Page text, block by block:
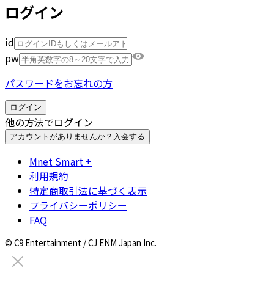
ログイン
id
pw
パスワードをお忘れの方
ログイン
他の方法でログイン
アカウントがありませんか？ 入会する
Mnet Smart +
利用規約
特定商取引法に基づく表示
プライバシーポリシー
FAQ
© C9 Entertainment / CJ ENM Japan Inc.